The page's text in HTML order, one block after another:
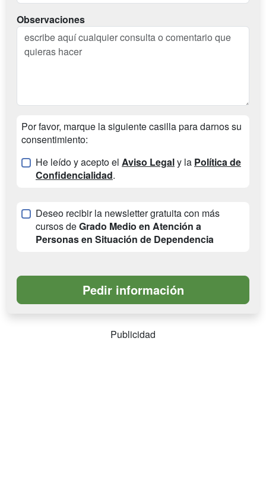
Observaciones
Por favor, marque la siguiente casilla para darnos su
consentimiento:
He leído y acepto el Aviso Legaly la Política de
Confidencialidad.
Deseo recibir la newsletter gratuita con más
cursos deGrado Medio en Atención a
Personas en Situación de Dependencia
Publicidad